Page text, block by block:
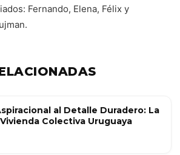
Fernando, Elena, Félix y
al Detalle Duradero: La
Colectiva Uruguaya